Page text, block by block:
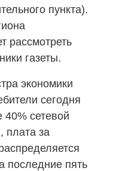
пункта).
рассмотреть
газеты.
экономики
сегодня
сетевой
плата за
последние пять